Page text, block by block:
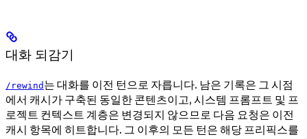
대화 되감기
/rewind 는 대화를 이전 턴으로 자릅니다. 남은 기록은 그 시점
에서 캐시가 구축된 동일한 콘텐츠이고, 시스템 프롬프트 및 프
로젝트 컨텍스트 계층은 변경되지 않으므로 다음 요청은 이전
캐시 항목에 히트합니다. 그 이후의 모든 턴은 해당 프리픽스를